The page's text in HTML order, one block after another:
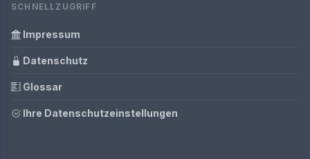
SCHNELLZUGRIFF
Impressum
Datenschutz
Glossar
Ihre Datenschutzeinstellungen